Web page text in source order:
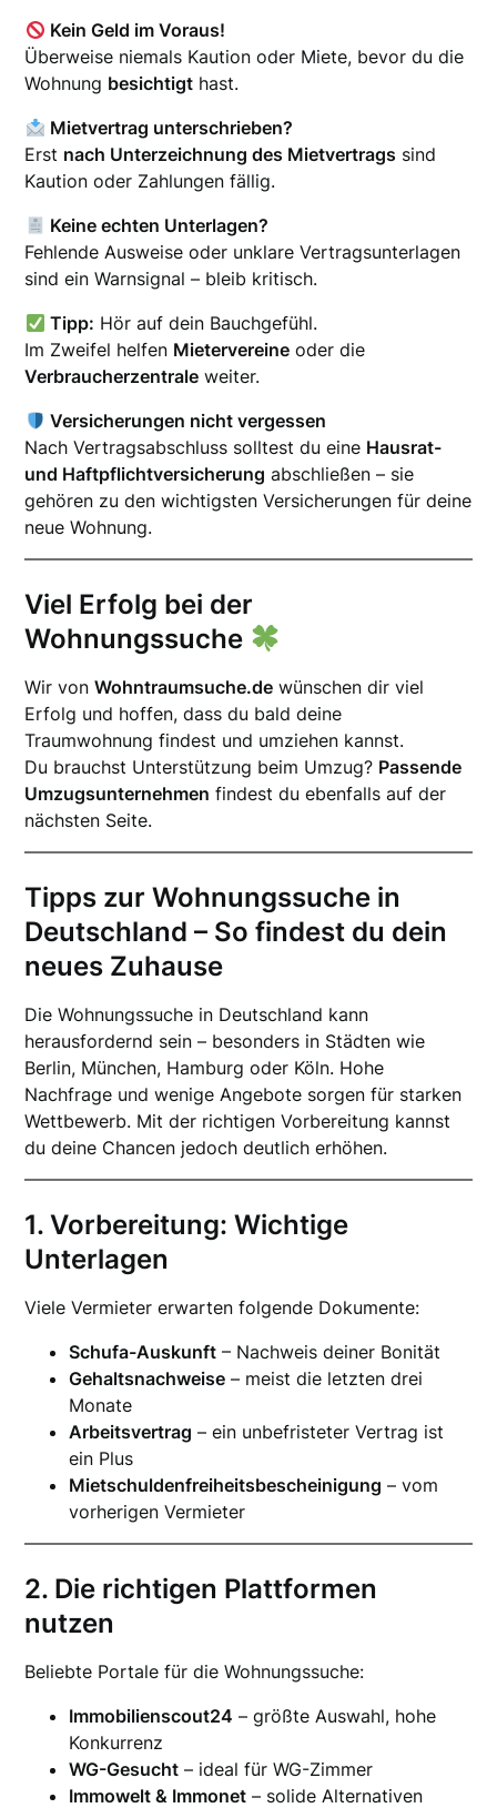
Kein Geld im Voraus!
Überweise niemals Kaution oder Miete, bevor du die
Wohnung besichtigt hast.
Mietvertrag unterschrieben?
Erst nach Unterzeichnung des Mietvertrags sind
Kaution oder Zahlungen fällig.
Keine echten Unterlagen?
Fehlende Ausweise oder unklare Vertragsunterlagen
sind ein Warnsignal – bleib kritisch.
Tipp: Hör auf dein Bauchgefühl.
Im Zweifel helfen Mietervereine oder die
Verbraucherzentrale weiter.
Versicherungen nicht vergessen
Nach Vertragsabschluss solltest du eine Hausrat-
und Haftpflichtversicherung abschließen – sie
gehören zu den wichtigsten Versicherungen für deine
neue Wohnung.
Viel Erfolg bei der
Wohnungssuche
Wir vonWohntraumsuche.de wünschen dir viel
Erfolg und hoffen, dass du bald deine
Traumwohnung findest und umziehen kannst.
Du brauchst Unterstützung beim Umzug? Passende
Umzugsunternehmen findest du ebenfalls auf der
nächsten Seite.
Tipps zur Wohnungssuche in
Deutschland – So findest du dein
neues Zuhause
Die Wohnungssuche in Deutschland kann
herausfordernd sein – besonders in Städten wie
Berlin, München, Hamburg oder Köln. Hohe
Nachfrage und wenige Angebote sorgen für starken
Wettbewerb. Mit der richtigen Vorbereitung kannst
du deine Chancen jedoch deutlich erhöhen.
1. Vorbereitung: Wichtige
Unterlagen
Viele Vermieter erwarten folgende Dokumente:
Schufa-Auskunft – Nachweis deiner Bonität
Gehaltsnachweise – meist die letzten drei
Monate
Arbeitsvertrag – ein unbefristeter Vertrag ist
ein Plus
Mietschuldenfreiheitsbescheinigung – vom
vorherigen Vermieter
2. Die richtigen Plattformen
nutzen
Beliebte Portale für die Wohnungssuche:
Immobilienscout24 – größte Auswahl, hohe
Konkurrenz
WG-Gesucht – ideal für WG-Zimmer
Immowelt & Immonet – solide Alternativen